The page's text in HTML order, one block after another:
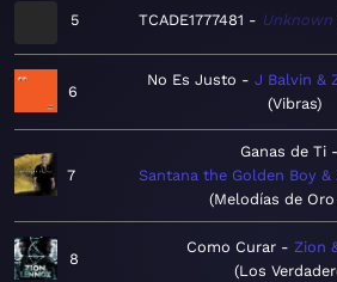
5 TCADE1777481 Unknown
6
No Es Justo
J Balvin &
Vibras
7
Ganas de Ti
Santana the Golden Boy &
Melodías de
8
Como Curar
Zion
Los